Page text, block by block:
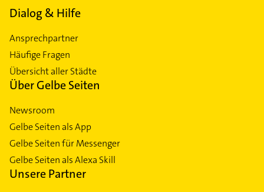
Dialog & Hilfe
Ansprechpartner
Häufige Fragen
Übersicht aller Städte
Über Gelbe Seiten
Newsroom
Gelbe Seiten als App
Gelbe Seiten für Messenger
Gelbe Seiten als Alexa Skill
Unsere Partner